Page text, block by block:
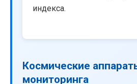
индекса.
Космические
мониторинга